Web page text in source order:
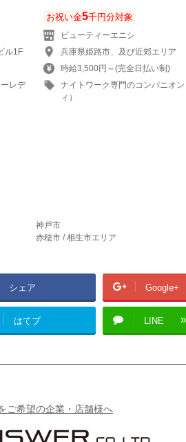
ル1F
レデ
お祝い金5千円分対象
ビューティーエニシ
兵庫県姫路市、及び近郊エリア
時給3,500円～(完全日払い制)
ナイトワーク専門のコンパニオ
ィ）
神戸市
赤穂市 / 相生市エリア
シェア Google+
はてブ LINE
ご希望の企業・店舗様へ